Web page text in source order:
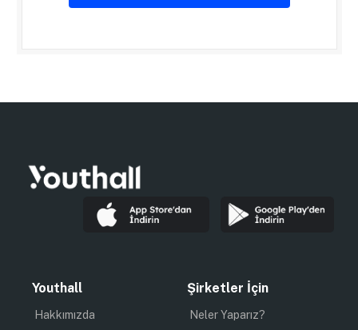
Youthall
Hakkımızda
Şirketler İçin
Neler Yaparız?